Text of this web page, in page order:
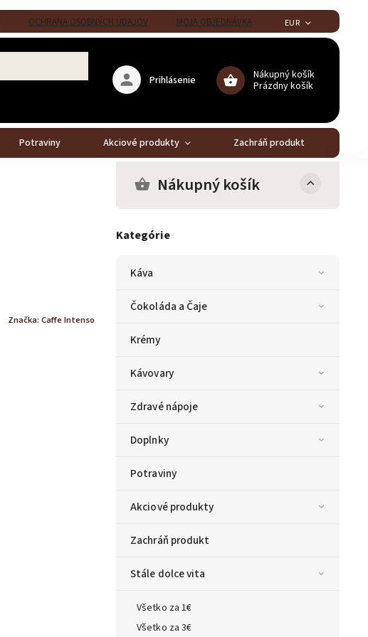
OCHRANA OSOBNÝCH ÚDAJOV MOJA OBJEDNÁVKA EUR
Nákupný košík
Prázdny košík
Prihlásenie
Potraviny Akciové produkty Zachráň produkt
Nákupný košík
Kategórie
Káva
Čokoláda a Čaje
Krémy
Kávovary
Zdravé nápoje
Doplnky
Potraviny
Akciové produkty
Zachráň produkt
Stále dolce vita
Všetko za 1€
Všetko za 3€
Značka: Caffe Intenso